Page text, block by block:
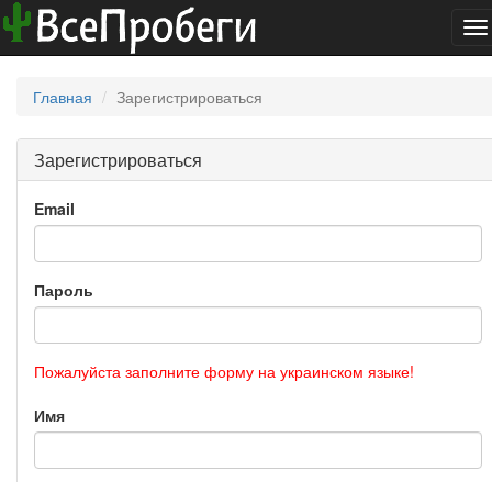
Главная Зарегистрироваться
Зарегистрироваться
Email
Пароль
Пожалуйста заполните форму на украинском языке!
Имя